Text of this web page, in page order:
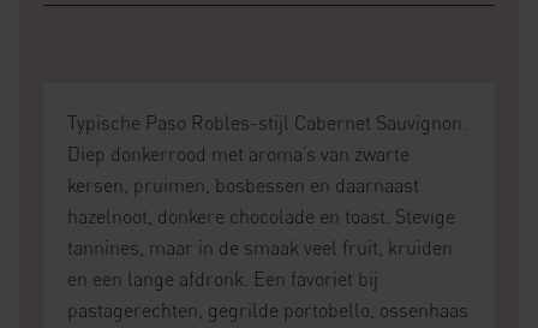
Typische Paso Robles-stijl Cabernet Sauvignon.
Diep donkerrood met aroma’s van zwarte
kersen, pruimen, bosbessen en daarnaast
hazelnoot, donkere chocolade en toast. Stevige
tannines, maar in de smaak veel fruit, kruiden
en een lange afdronk. Een favoriet bij
pastagerechten, gegrilde portobello, ossenhaas